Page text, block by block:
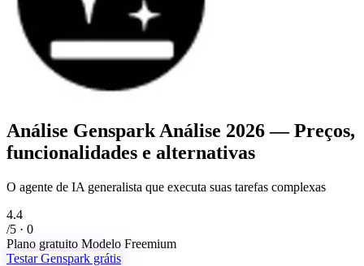
Análise Genspark Análise 2026 — Preços,
funcionalidades e alternativas
O agente de IA generalista que executa suas tarefas complexas
4.4
/5 · 0
Plano gratuito Modelo Freemium
Testar Genspark grátis